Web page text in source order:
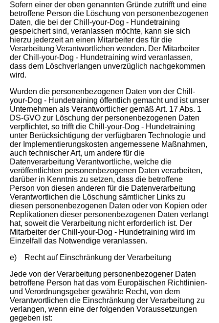
Sofern einer der oben genannten Gründe zutrifft und eine
betroffene Person die Löschung von personenbezogenen
Daten, die bei der Chill-your-Dog - Hundetraining
gespeichert sind, veranlassen möchte, kann sie sich
hierzu jederzeit an einen Mitarbeiter des für die
Verarbeitung Verantwortlichen wenden. Der Mitarbeiter
der Chill-your-Dog - Hundetraining wird veranlassen,
dass dem Löschverlangen unverzüglich nachgekommen
wird.
Wurden die personenbezogenen Daten von der Chill-
your-Dog - Hundetraining öffentlich gemacht und ist unser
Unternehmen als Verantwortlicher gemäß Art. 17 Abs. 1
DS-GVO zur Löschung der personenbezogenen Daten
verpflichtet, so trifft die Chill-your-Dog - Hundetraining
unter Berücksichtigung der verfügbaren Technologie und
der Implementierungskosten angemessene Maßnahmen,
auch technischer Art, um andere für die
Datenverarbeitung Verantwortliche, welche die
veröffentlichten personenbezogenen Daten verarbeiten,
darüber in Kenntnis zu setzen, dass die betroffene
Person von diesen anderen für die Datenverarbeitung
Verantwortlichen die Löschung sämtlicher Links zu
diesen personenbezogenen Daten oder von Kopien oder
Replikationen dieser personenbezogenen Daten verlangt
hat, soweit die Verarbeitung nicht erforderlich ist. Der
Mitarbeiter der Chill-your-Dog - Hundetraining wird im
Einzelfall das Notwendige veranlassen.
e) Recht auf Einschränkung der Verarbeitung
Jede von der Verarbeitung personenbezogener Daten
betroffene Person hat das vom Europäischen Richtlinien-
und Verordnungsgeber gewährte Recht, von dem
Verantwortlichen die Einschränkung der Verarbeitung zu
verlangen, wenn eine der folgenden Voraussetzungen
gegeben ist: